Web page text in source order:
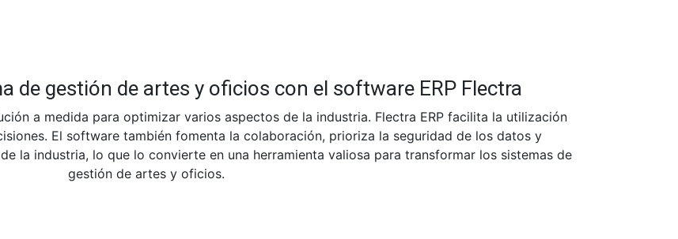
de gestión de artes y oficios con el software ERP Flectra
a medida para optimizar varios aspectos de la industria. Flectra ERP facilita la utilización
El software también fomenta la colaboración, prioriza la seguridad de los datos y
la industria, lo que lo convierte en una herramienta valiosa para transformar los sistemas de
gestión de artes y oficios.